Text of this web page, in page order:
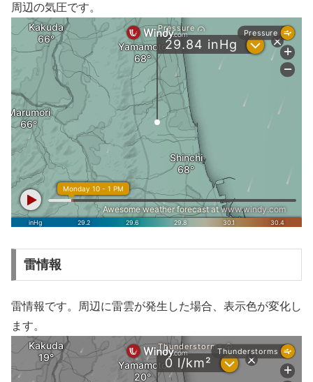
周辺の気圧です。
雷情報
雷情報です。周辺に雷雲が発生した場合、表示色が変化し
ます。